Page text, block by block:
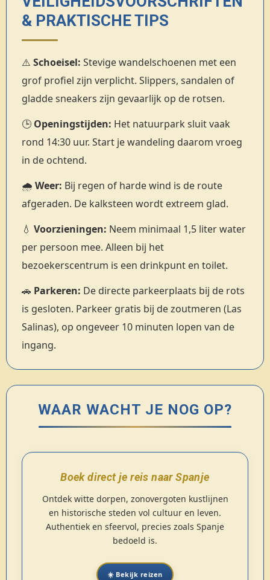
& PRAKTISCHE TIPS
⚠️ Schoeisel: Stevige wandelschoenen met een
grof profiel zijn verplicht. Slippers, sandalen of
gladde sneakers zijn gevaarlijk op de rotsen.
🕒 Openingstijden: Het natuurpark sluit vaak
rond 14:30 uur. Start je wandeling daarom vroeg
in de ochtend.
🌧️ Weer: Bij regen of harde wind is de route
afgeraden. De kalksteen wordt extreem glad.
💧 Voorzieningen: Neem minimaal 1,5 liter water
per persoon mee. Alleen bij het
bezoekerscentrum is een drinkpunt en toilet.
🚗 Parkeren: De directe parkeerplaats bij de rots
is gesloten. Parkeer gratis bij de zoutmeren (Las
Salinas), op ongeveer 10 minuten lopen van de
ingang.
WAAR WACHT JE NOG OP?
Boek direct je reis naar Spanje
Ontdek witte dorpen, zonovergoten kustlijnen
en historische steden vol cultuur en leven.
Authentiek en sfeervol, precies zoals Spanje
bedoeld is.
☀️ Bekijk reizen